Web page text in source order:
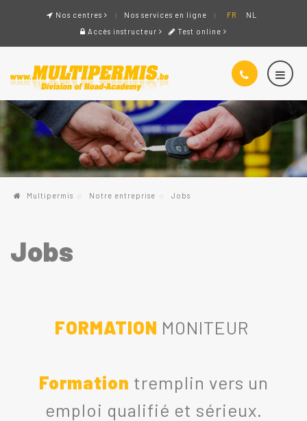
Nos centres Nos services en ligne FR
NL
Accès instructeur
Test online
Multipermis Notre entreprise Jobs
Jobs
FORMATION MONITEUR
Formation tremplin vers un
emploi qualifié et sérieux.